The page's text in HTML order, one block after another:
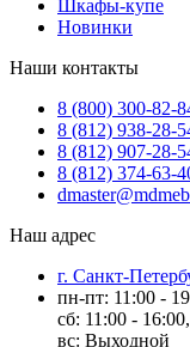
Шкафы-купе
Новинки
Наши контакты
8 (800) 300-82-
8 (812) 938-28-
8 (812) 907-28-
8 (812) 374-63-
Наш адрес
г. Санкт-
пн-пт: 11:00 -
сб: 11:00 - 16:00,
вс: Выходной